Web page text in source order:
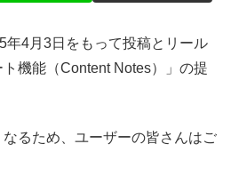
年4月3日をもって投稿とリール
機能（Content Notes）」の提
るため、ユーザーの皆さんはご